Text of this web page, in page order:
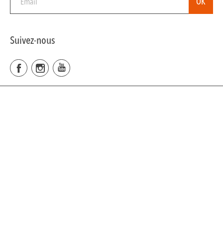
Suivez-nous